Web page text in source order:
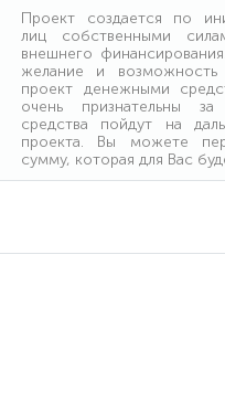
Проект создается по
лиц собственными
внешнего
желание и
проект денежными
очень признательны
средства пойдут на
проекта. Вы можете
сумму, которая для Вас